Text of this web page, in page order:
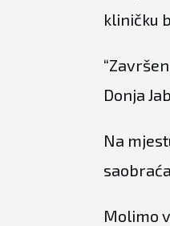
kliničku
Donja
Na
Molimo